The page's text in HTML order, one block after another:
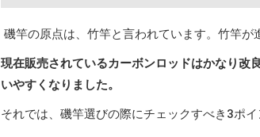
磯竿の原点は、竹竿と言われています。竹竿が
現在販売されているカーボンロッドはかなり改
いやすくなりました。
それでは、磯竿選びの際にチェックすべき3ポイ